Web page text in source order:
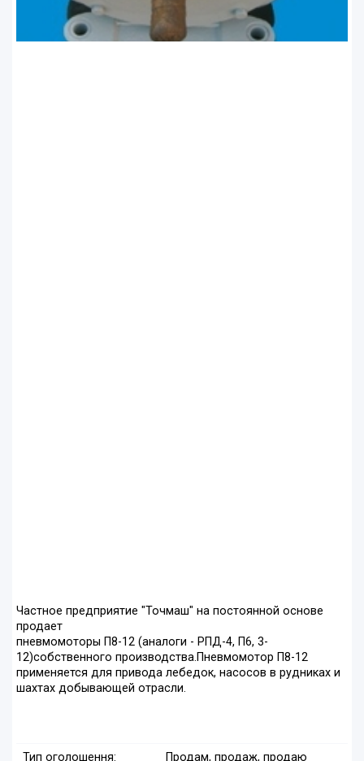
Частное предприятие "Точмаш" на постоянной основе
продает
пневмомоторы П8-12 (аналоги - РПД-4, П6, 3-
12)собственного производства.Пневмомотор П8-12
применяется для привода лебедок, насосов в рудниках и
шахтах добывающей отрасли.
Тип оголошення: Продам, продаж, продаю